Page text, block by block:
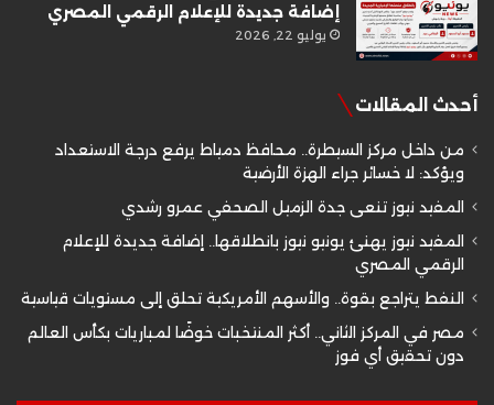
إضافة جديدة للإعلام الرقمي المصري
يوليو 22, 2026
أحدث المقالات
من داخل مركز السيطرة.. محافظ دمياط يرفع درجة الاستعداد
ويؤكد: لا خسائر جراء الهزة الأرضية
المفيد نيوز تنعى جدة الزميل الصحفي عمرو رشدي
المفيد نيوز يهنئ يونيو نيوز بانطلاقها.. إضافة جديدة للإعلام
الرقمي المصري
النفط يتراجع بقوة.. والأسهم الأمريكية تحلق إلى مستويات قياسية
مصر في المركز الثاني.. أكثر المنتخبات خوضًا لمباريات بكأس العالم
دون تحقيق أي فوز